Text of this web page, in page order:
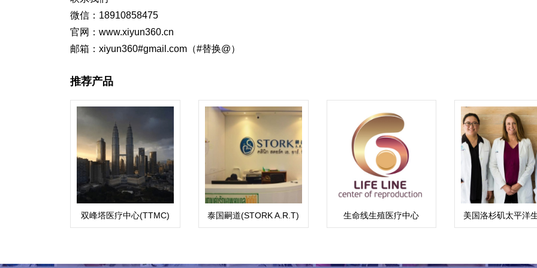
微信：18910858475
官网：www.xiyun360.cn
邮箱：xiyun360#gmail.com（#替换@）
推荐产品
双峰塔医疗中心(TTMC) 泰国嗣道(STORK A.R.T) 生命线生殖医疗中心
美国洛杉矶太平洋
心（PFC）